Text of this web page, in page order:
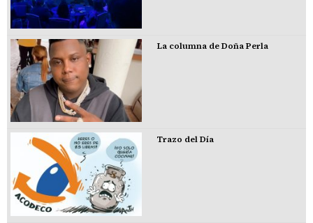
La columna de Doña Perla
Trazo del Día